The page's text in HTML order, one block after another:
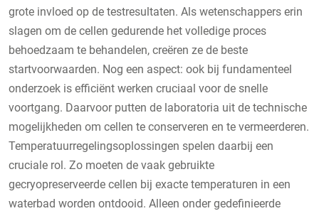
grote invloed op de testresultaten. Als wetenschappers erin
slagen om de cellen gedurende het volledige proces
behoedzaam te behandelen, creëren ze de beste
startvoorwaarden. Nog een aspect: ook bij fundamenteel
onderzoek is efficiënt werken cruciaal voor de snelle
voortgang. Daarvoor putten de laboratoria uit de technische
mogelijkheden om cellen te conserveren en te vermeerderen.
Temperatuurregelingsoplossingen spelen daarbij een
cruciale rol. Zo moeten de vaak gebruikte
gecryopreserveerde cellen bij exacte temperaturen in een
waterbad worden ontdooid. Alleen onder gedefinieerde